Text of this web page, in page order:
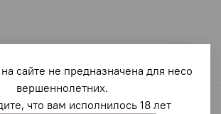
сайте не предназначена для несо
вершеннолетних.
что вам исполнилось 18 лет